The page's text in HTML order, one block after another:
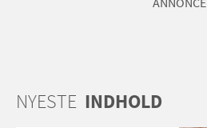
NYESTE INDHOLD